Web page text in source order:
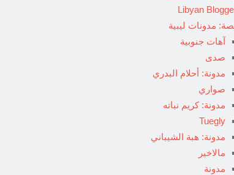
Libyan
مدونات ليبية
آهات جنوبية
صدى
مدونة: أحلام البدري
صواري
مدونة: كريم نباته
Tuegly
مدونة: هبة الشيباني
مالاخير
مدونة